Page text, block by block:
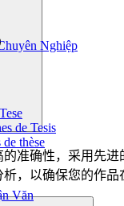
Nghiệp
de Tesis
de thèse
Văn
准确性，采用先进
，以确保您的作品